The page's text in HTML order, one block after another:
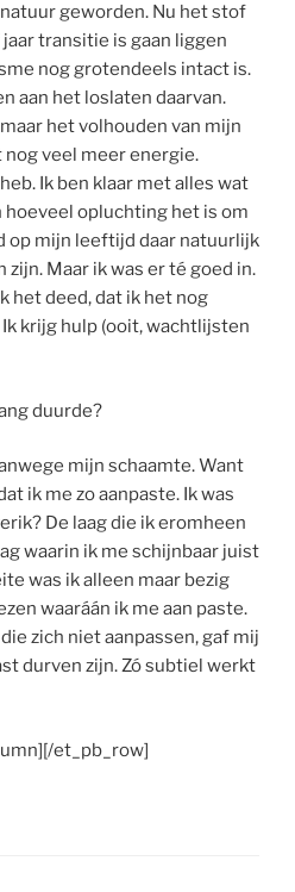
geworden. Nu het stof
transitie is gaan liggen
nog grotendeels intact is.
aan het loslaten daarvan.
het volhouden van mijn
veel meer energie.
Ik ben klaar met alles wat
hoeveel opluchting het is om
op mijn leeftijd daar natuurlijk
zijn. Maar ik was er té goed in.
het deed, dat ik het nog
krijg hulp (ooit, wachtlijsten
duurde?
mijn schaamte. Want
ik me zo aanpaste. Ik was
De laag die ik eromheen
waarin ik me schijnbaar juist
was ik alleen maar bezig
waaráán ik me aan paste.
zich niet aanpassen, gaf mij
durven zijn. Zó subtiel werkt
et_pb_row]